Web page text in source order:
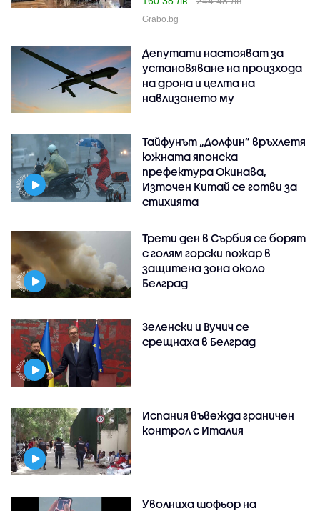
Grabo.bg
Депутати настояват за
установяване на произхода
на дрона и целта на
навлизането му
Тайфунът „Долфин” връхлетя
южната японска
префектура Окинава,
Източен Китай се готви за
стихията
Трети ден в Сърбия се борят
с голям горски пожар в
защитена зона около
Белград
Зеленски и Вучич се
срещнаха в Белград
Испания въвежда граничен
контрол с Италия
Уволниха шофьор на